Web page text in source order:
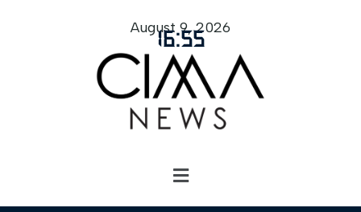
16:55
August 9, 2026